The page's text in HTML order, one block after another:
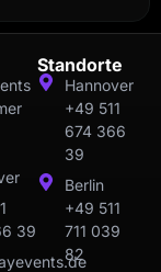
39
Standorte
Hannover
+49 511
674 366
39
Berlin
+49 511
711 039
82